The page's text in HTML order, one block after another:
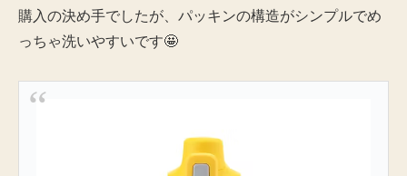
購入の決め手でしたが、パッキンの構造がシンプルでめ
っちゃ洗いやすいです🤩